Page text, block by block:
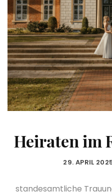
Heiraten im
29. APRIL
standesamtliche